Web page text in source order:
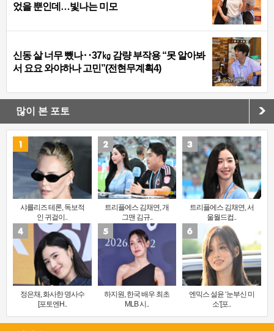
었을 뿐인데…빛나는 미모
신동 살 너무 뺐나‥37㎏ 감량 부작용 “못 알아봐
서 요요 와야하나 고민”(전현무계획4)
많이 본 포토
샤를리즈 테론, 독보적
인 귀걸이..
트리플에스 김채연, 개
그맨 김규..
트리플에스 김채연, 서
울월드컵..
정은채, 화사한 명사수
[포토엔H..
하지원, 한국 배우 최초
MLB 시..
엔믹스 설윤 ‘눈부신 미
소’[포..